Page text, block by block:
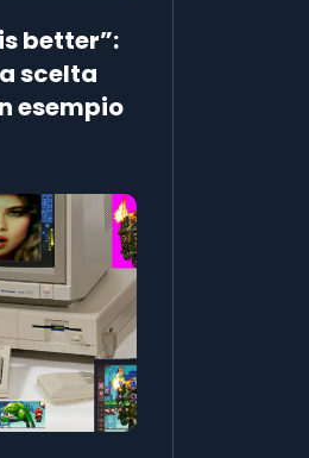
better”:
scelta
esempio